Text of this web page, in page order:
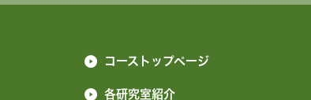
コーストップページ
各研究室紹介